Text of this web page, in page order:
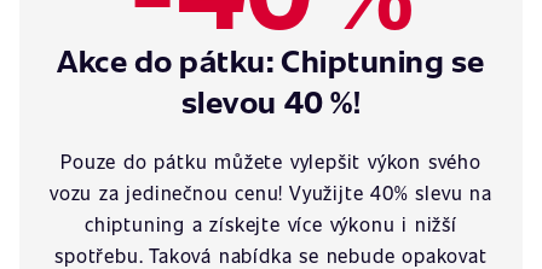
Akce do pátku: Chiptuning se
slevou 40 %!
Pouze do pátku můžete vylepšit výkon svého
vozu za jedinečnou cenu! Využijte 40% slevu na
chiptuning a získejte více výkonu i nižší
spotřebu. Taková nabídka se nebude opakovat